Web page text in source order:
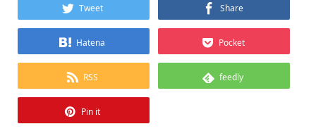
Tweet Share
Hatena Pocket
RSS feedly
Pin it